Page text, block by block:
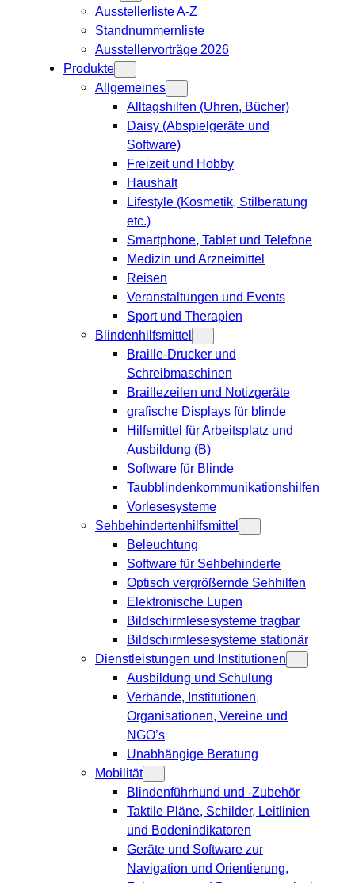
Ausstellerliste A-Z
Standnummernliste
Ausstellervorträge 2026
Produkte
Allgemeines
Alltagshilfen (Uhren, Bücher)
Daisy (Abspielgeräte und
Software)
Freizeit und Hobby
Haushalt
Lifestyle (Kosmetik, Stilberatung
etc.)
Smartphone, Tablet und Telefone
Medizin und Arzneimittel
Reisen
Veranstaltungen und Events
Sport und Therapien
Blindenhilfsmittel
Braille-Drucker und
Schreibmaschinen
Braillezeilen und Notizgeräte
grafische Displays für blinde
Hilfsmittel für Arbeitsplatz und
Ausbildung (B)
Software für Blinde
Taubblindenkommunikationshilfen
Vorlesesysteme
Sehbehindertenhilfsmittel
Beleuchtung
Software für Sehbehinderte
Optisch vergrößernde Sehhilfen
Elektronische Lupen
Bildschirmlesesysteme tragbar
Bildschirmlesesysteme stationär
Dienstleistungen und Institutionen
Ausbildung und Schulung
Verbände, Institutionen,
Organisationen, Vereine und
NGO’s
Unabhängige Beratung
Mobilität
Blindenführhund und -Zubehör
Taktile Pläne, Schilder, Leitlinien
und Bodenindikatoren
Geräte und Software zur
Navigation und Orientierung,